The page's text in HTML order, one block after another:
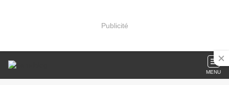
Publicité
MENU